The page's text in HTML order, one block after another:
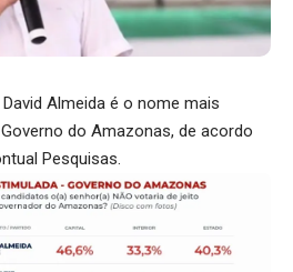
Almeida é o nome mais
do Amazonas, de acordo
Pesquisas.